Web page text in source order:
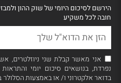
הירשם לסיכום היומי של שוק ההון
חובה לכל משקיע
אני מאשר קבלת שני ניוזלטרים,
נפרדת, בנושאים סיכום יומי
בדואר אלקטרוני ו/ או באמצעות הסלולר